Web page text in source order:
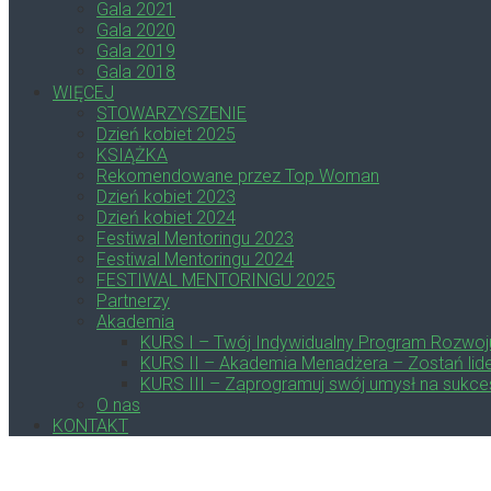
Gala 2021
Gala 2020
Gala 2019
Gala 2018
WIĘCEJ
STOWARZYSZENIE
Dzień kobiet 2025
KSIĄŻKA
Rekomendowane przez Top Woman
Dzień kobiet 2023
Dzień kobiet 2024
Festiwal Mentoringu 2023
Festiwal Mentoringu 2024
FESTIWAL MENTORINGU 2025
Partnerzy
Akademia
KURS I – Twój Indywidualny Program
KURS II – Akademia Menadżera – Zostań
KURS III – Zaprogramuj swój umysł na
O nas
KONTAKT